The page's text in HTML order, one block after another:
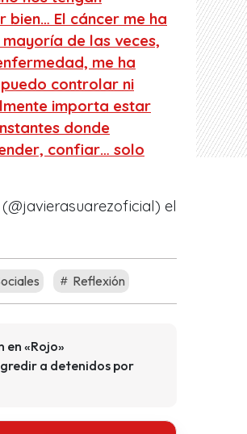
El cáncer me ha
de las veces,
me ha
controlar ni
importa estar
donde
confiar… solo
(@javierasuarezoficial) el
Reflexión
«Rojo»
a detenidos por